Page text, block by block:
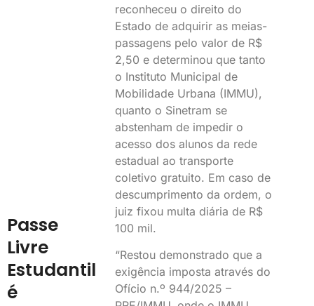
Passe
Livre
Estudantil
é
reconheceu o direito do
Estado de adquirir as meias-
passagens pelo valor de R$
2,50 e determinou que tanto
o Instituto Municipal de
Mobilidade Urbana (IMMU),
quanto o Sinetram se
abstenham de impedir o
acesso dos alunos da rede
estadual ao transporte
coletivo gratuito. Em caso de
descumprimento da ordem, o
juiz fixou multa diária de R$
100 mil.
“Restou demonstrado que a
exigência imposta através do
Ofício n.º 944/2025 –